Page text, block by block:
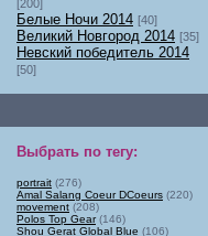
[200]
Белые Ночи 2014 [40]
Великий Новгород 2014 [35]
Невский победитель 2014
[50]
Выбрать по тегу:
portrait (276)
Amal Salang Coeur DCoeurs (220)
movement (208)
Polos Top Gear(146)
Shou Gerat Global Blue (106)